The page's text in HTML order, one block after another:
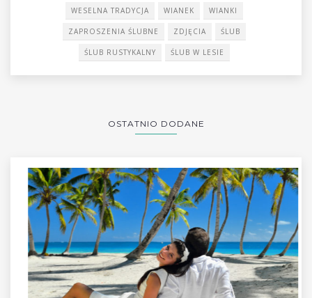
WESELNA TRADYCJA WIANEK WIANKI
ZAPROSZENIA ŚLUBNE ZDJĘCIA ŚLUB
ŚLUB RUSTYKALNY ŚLUB W LESIE
OSTATNIO DODANE